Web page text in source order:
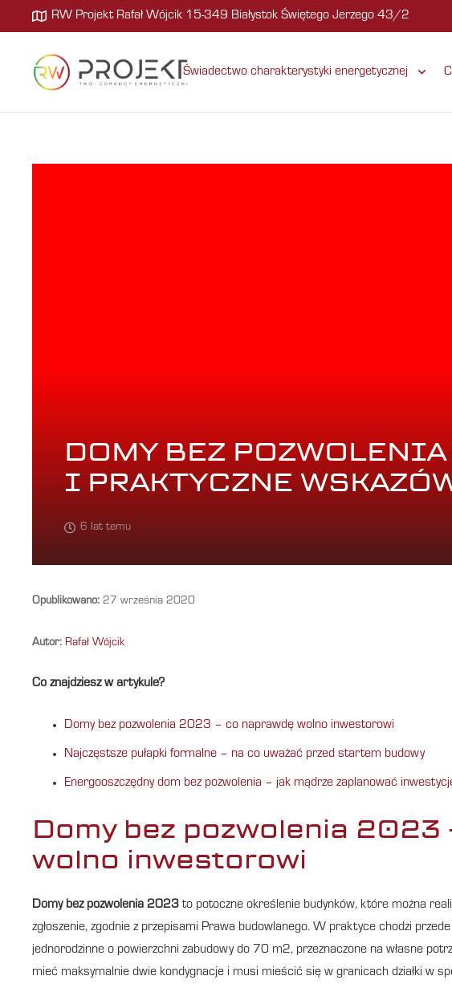
RW Projekt Rafał Wójcik 15-349 Białystok Świętego Jerzego 43/2
Świadectwo charakterystyki energetycznej
DOMY BEZ
I PRAKTYCZNE
6 lat temu
Opublikowano: 27 września 2020
Autor: Rafał Wójcik
Co znajdziesz w artykule?
Domy bez pozwolenia 2023 – co naprawdę wolno inwestorowi
Najczęstsze pułapki formalne – na co uważać przed startem budowy
Energooszczędny dom bez pozwolenia – jak mądrze zaplanować
Domy bez pozwolenia 2023
wolno inwestorowi
Domy bez pozwolenia 2023 to potoczne określenie budynków, które można
zgłoszenie, zgodnie z przepisami Prawa budowlanego. W praktyce chodzi
jednorodzinne o powierzchni zabudowy do 70 m2, przeznaczone na własne
mieć maksymalnie dwie kondygnacje i musi mieścić się w granicach działki w